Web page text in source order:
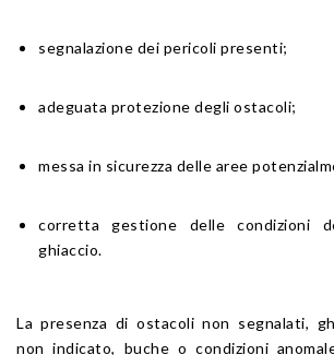
segnalazione dei pericoli presenti;
adeguata protezione degli ostacoli;
messa in sicurezza delle aree
corretta gestione delle condizioni
ghiaccio.
La presenza di ostacoli non segnalati,
non indicato, buche o condizioni